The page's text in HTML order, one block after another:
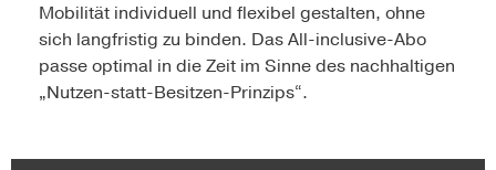
Mobilität individuell und flexibel gestalten, ohne
sich langfristig zu binden. Das All-inclusive-Abo
passe optimal in die Zeit im Sinne des nachhaltigen
„Nutzen-statt-Besitzen-Prinzips“.